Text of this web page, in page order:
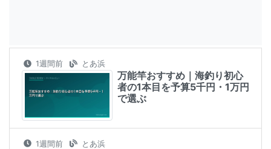
1週間前 とあ浜
万能竿おすすめ｜海釣り初心
者の1本目を予算5千円・1万円
で選ぶ
1週間前 とあ浜